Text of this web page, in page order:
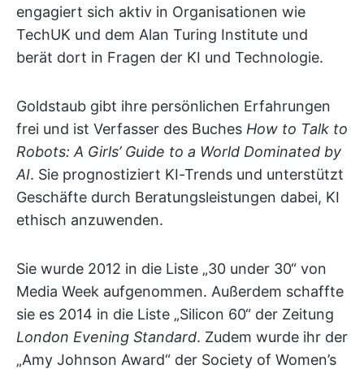
engagiert sich aktiv in Organisationen wie
TechUK und dem Alan Turing Institute und
berät dort in Fragen der KI und Technologie.
Goldstaub gibt ihre persönlichen Erfahrungen
frei und ist Verfasser des Buches How to Talk to
Robots: A Girls’ Guide to a World Dominated by
AI. Sie prognostiziert KI-Trends und unterstützt
Geschäfte durch Beratungsleistungen dabei, KI
ethisch anzuwenden.
Sie wurde 2012 in die Liste „30 under 30“ von
Media Week aufgenommen. Außerdem schaffte
sie es 2014 in die Liste „Silicon 60“ der Zeitung
London Evening Standard. Zudem wurde ihr der
„Amy Johnson Award“ der Society of Women’s